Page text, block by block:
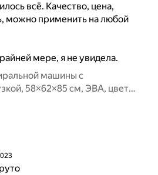
всё. Качество, цена,
можно применить на любой
мере, я не увидела.
машины с
58×62×85 см, ЭВА, цвет